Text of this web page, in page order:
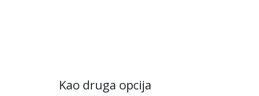
Kao druga opcija